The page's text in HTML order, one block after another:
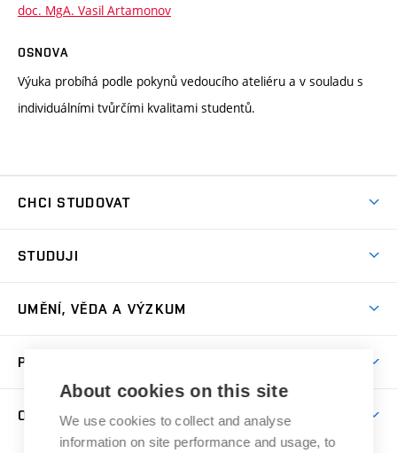
doc. MgA. Vasil Artamonov
OSNOVA
Výuka probíhá podle pokynů vedoucího ateliéru a v souladu s
individuálními tvůrčími kvalitami studentů.
CHCI STUDOVAT
Přijímačky
Dny otevřených dveří
Přípravné kurzy
Studium bez bariér
Katedra teorií a dějin umění
STUDUJI
Časový plán studia
Studijní předpisy a formuláře
Studium a stáže v zahraničí
Rezidenční pobyty
UMĚNÍ, VĚDA A VÝZKUM
Publikační činnost
Projekty
PRO VEŘEJNOST
Letní školy a semestrální kurzy
Nakladatelská a vydavatelská činnost
O FAKULTĚ
About cookies on this site
We use cookies to collect and analyse
information on site performance and usage, to